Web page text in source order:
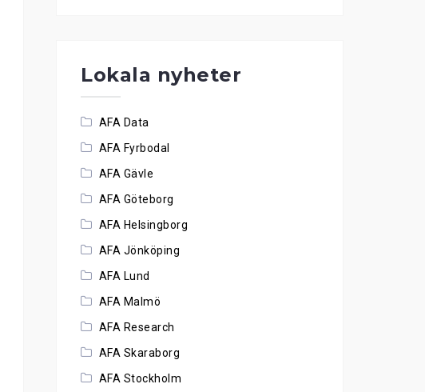
Lokala nyheter
AFA Data
AFA Fyrbodal
AFA Gävle
AFA Göteborg
AFA Helsingborg
AFA Jönköping
AFA Lund
AFA Malmö
AFA Research
AFA Skaraborg
AFA Stockholm